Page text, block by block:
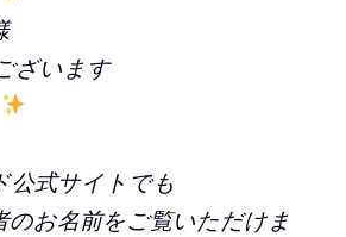
ざいます
公式サイトでも
のお名前をご覧いただけま